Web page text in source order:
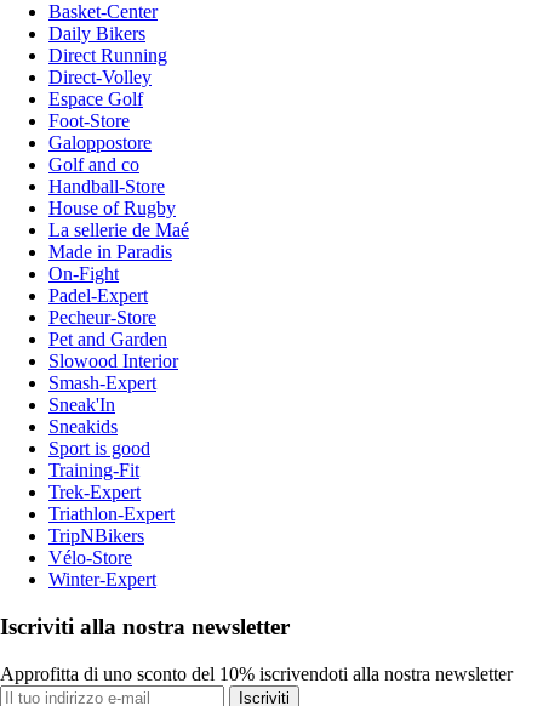
Basket-Center
Daily Bikers
Direct Running
Direct-Volley
Espace Golf
Foot-Store
Galoppostore
Golf and co
Handball-Store
House of Rugby
La sellerie de Maé
Made in Paradis
On-Fight
Padel-Expert
Pecheur-Store
Pet and Garden
Slowood Interior
Smash-Expert
Sneak'In
Sneakids
Sport is good
Training-Fit
Trek-Expert
Triathlon-Expert
TripNBikers
Vélo-Store
Winter-Expert
Iscriviti alla nostra newsletter
Approfitta di uno sconto del 10% iscrivendoti alla nostra newsletter
Iscriviti